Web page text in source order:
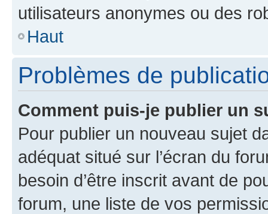
utilisateurs anonymes ou des
Haut
Problèmes de
Comment puis-je publier un
Pour publier un nouveau sujet
adéquat situé sur l’écran du
besoin d’être inscrit avant de
forum, une liste de vos